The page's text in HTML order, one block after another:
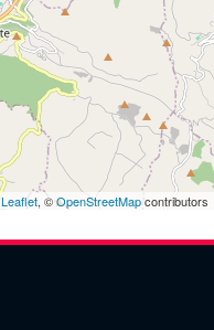
Leaflet, ©OpenStreetMapcontributors